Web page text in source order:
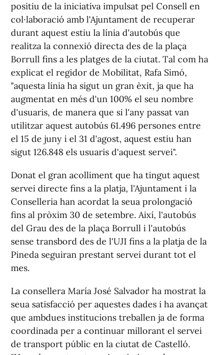
positiu de la iniciativa impulsat pel Consell en
col·laboració amb l'Ajuntament de recuperar
durant aquest estiu la línia d'autobús que
realitza la connexió directa des de la plaça
Borrull fins a les platges de la ciutat. Tal com ha
explicat el regidor de Mobilitat, Rafa Simó,
"aquesta línia ha sigut un gran èxit, ja que ha
augmentat en més d'un 100% el seu nombre
d'usuaris, de manera que si l'any passat van
utilitzar aquest autobús 61.496 persones entre
el 15 de juny i el 31 d'agost, aquest estiu han
sigut 126.848 els usuaris d'aquest servei".
Donat el gran acolliment que ha tingut aquest
servei directe fins a la platja, l'Ajuntament i la
Conselleria han acordat la seua prolongació
fins al pròxim 30 de setembre. Així, l'autobús
del Grau des de la plaça Borrull i l'autobús
sense transbord des de l'UJI fins a la platja de la
Pineda seguiran prestant servei durant tot el
mes.
La consellera María José Salvador ha mostrat la
seua satisfacció per aquestes dades i ha avançat
que ambdues institucions treballen ja de forma
coordinada per a continuar millorant el servei
de transport públic en la ciutat de Castelló.